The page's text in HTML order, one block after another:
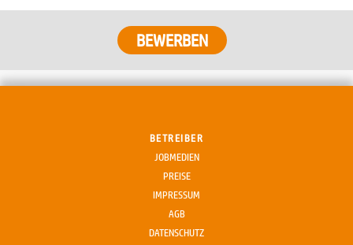
BETREIBER
JOBMEDIEN
PREISE
IMPRESSUM
AGB
DATENSCHUTZ